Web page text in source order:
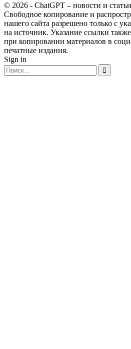
© 2026 - ChatGPT – новости и
Свободное копирование и
нашего сайта разрешено только с
на источник. Указание ссылки
при копировании материалов в
печатные издания.
Sign in